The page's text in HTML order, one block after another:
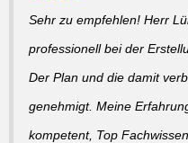
Sehr zu empfehlen! Herr
professionell bei der
Der Plan und die damit
genehmigt. Meine
kompetent, Top Fachwissen.